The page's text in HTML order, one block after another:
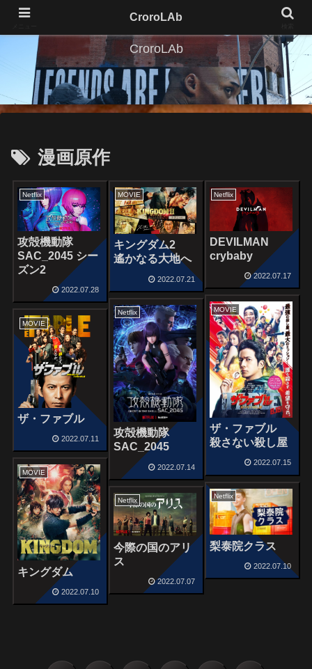
CroroLAb
漫画原作
Netflix
攻殻機動隊
SAC_2045 シー
ズン2
2022.07.28
MOVIE
キングダム2
遙かなる大地へ
2022.07.21
Netflix
DEVILMAN
crybaby
2022.07.17
MOVIE
ザ・ファブル
殺さない殺し屋
2022.07.15
Netflix
攻殻機動隊
SAC_2045
2022.07.14
MOVIE
ザ・ファブル
2022.07.11
MOVIE
キングダム
2022.07.10
Netflix
梨泰院クラス
2022.07.10
Netflix
今際の国のアリ
ス
2022.07.07
CroroLAb